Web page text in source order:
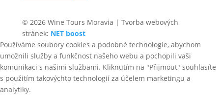
© 2026 Wine Tours Moravia | Tvorba webových
stránek: NET boost
Používáme soubory cookies a podobné technologie, abychom
umožnili služby a funkčnost našeho webu a pochopili vaši
komunikaci s našimi službami. Kliknutím na "Přijmout" souhlasíte
s použitím takovýchto technologií za účelem marketingu a
analytiky.